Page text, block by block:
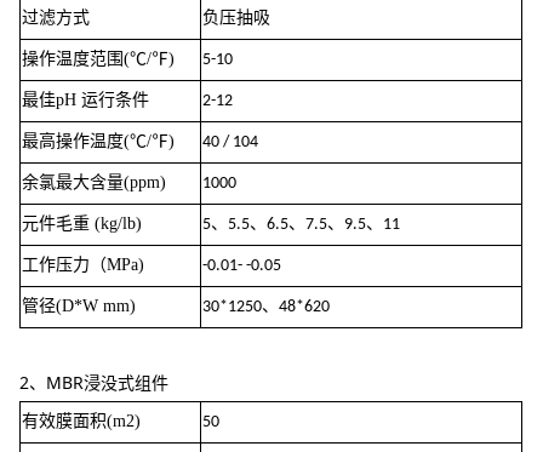
过滤方式 负压抽吸
操作温度范围(℃/℉) 5-10
最佳pH 运行条件 2-12
最高操作温度(℃/℉) 40 / 104
余氯最大含量(ppm) 1000
元件毛重 (kg/lb) 5、 5.5、 6.5、 7.5、 9.5、 11
工作压力（MPa) -0.01- -0.05
管径(D*W mm) 30*1250、 48*620
2、MBR浸没式组件
有效膜面积(m2) 50